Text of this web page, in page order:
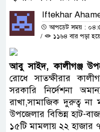
Iftekhar
আপডেট সময় :
/
১১৬৪ বার পড়া
আবু সাইদ, কালীগঞ্জ
রোধে সাতক্ষীরার
সরকারি নির্দেশনা
রাখা,সামাজিক দুরুত্ব না
উপজেলার বিভিন্ন হাট-
১৫টি মামলায় ২২ হাজার